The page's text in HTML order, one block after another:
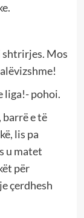
shtrirjes. Mos
liga!- pohoi.
e të
lis pa
u matet
për
çerdhesh